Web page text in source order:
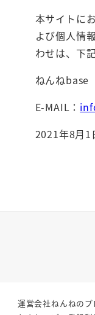
本サイトに
よび個人情
わせは、下
ねんねbase
E-MAIL：
2021年8月1
運営会社ねんねの